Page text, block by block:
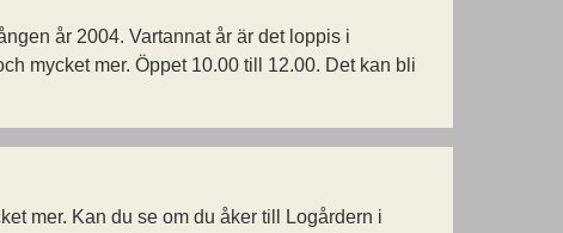
år 2004. Vartannat år är det loppis i
mycket mer. Öppet 10.00 till 12.00. Det kan bli
mer. Kan du se om du åker till Logårdern i